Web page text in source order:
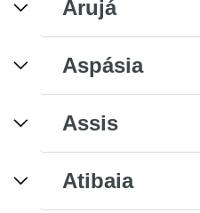
Arujá
Aspásia
Assis
Atibaia